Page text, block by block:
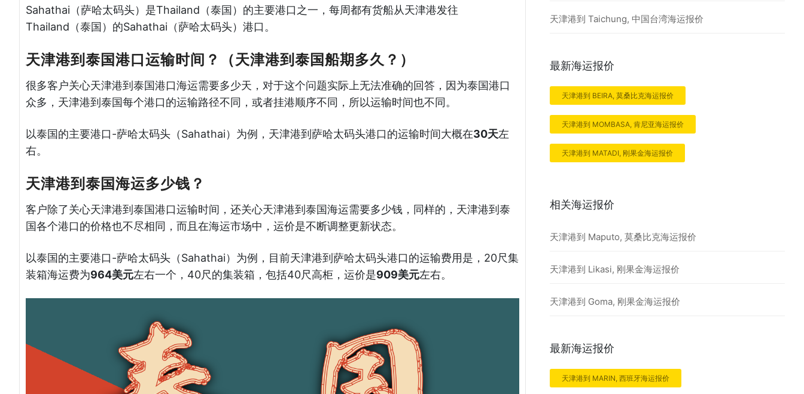
Sahathai（萨哈太码头）是Thailand（泰国）的主要港口之一，每周都有货船从天津港发往
Thailand（泰国）的Sahathai（萨哈太码头）港口。
天津港到泰国港口运输时间？（天津港到泰国船期多久？）
很多客户关心天津港到泰国港口海运需要多少天，对于这个问题实际上无法准确的回答，因为泰国港口
众多，天津港到泰国每个港口的运输路径不同，或者挂港顺序不同，所以运输时间也不同。
以泰国的主要港口-萨哈太码头（Sahathai）为例，天津港到萨哈太码头港口的运输时间大概在30天左
右。
天津港到泰国海运多少钱？
客户除了关心天津港到泰国港口运输时间，还关心天津港到泰国海运需要多少钱，同样的，天津港到泰
国各个港口的价格也不尽相同，而且在海运市场中，运价是不断调整更新状态。
以泰国的主要港口-萨哈太码头（Sahathai）为例，目前天津港到萨哈太码头港口的运输费用是，20尺集
装箱海运费为964美元左右一个，40尺的集装箱，包括40尺高柜，运价是909美元左右。
天津港到 Taichung, 中国台湾海运报价
最新海运报价
天津港到 BEIRA, 莫桑比克海运报价
天津港到 MOMBASA, 肯尼亚海运报价
天津港到 MATADI, 刚果金海运报价
相关海运报价
天津港到 Maputo, 莫桑比克海运报价
天津港到 Likasi, 刚果金海运报价
天津港到 Goma, 刚果金海运报价
最新海运报价
天津港到 MARIN, 西班牙海运报价